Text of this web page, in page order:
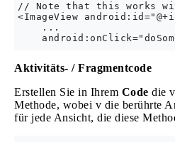
// Note that this works
<ImageView
    ...
Aktivitäts- / Fragmentcode
Erstellen Sie in Ihrem Code die
Methode, wobei v die berührte
für jede Ansicht, die diese